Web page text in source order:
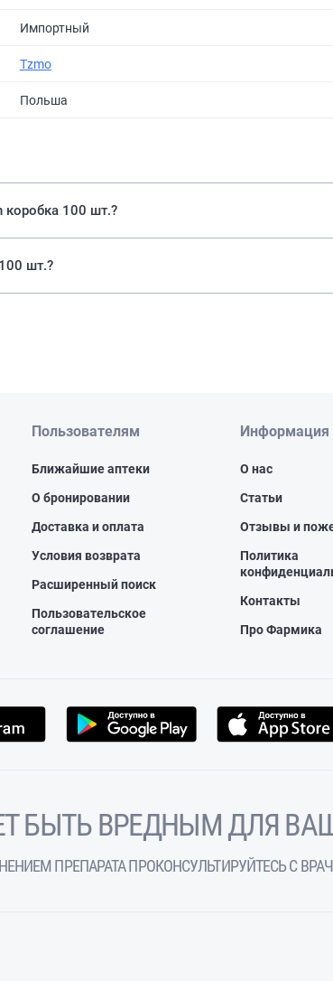
Импортный
Tzmo
Польша
коробка 100 шт.?
шт.?
Пользователям
Ближайшие аптеки
О бронировании
Доставка и оплата
Условия возврата
Расширенный поиск
Пользовательское
соглашение
Информация
О нас
Статьи
Отзывы и
Политика
Контакты
Про Фармика
БЫТЬ ВРЕДНЫМ ДЛЯ
ПРЕПАРАТА ПРОКОНСУЛЬТИРУЙТЕСЬ С